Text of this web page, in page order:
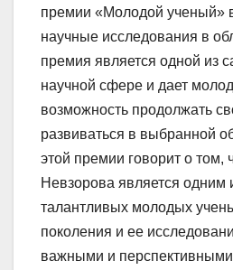
премии «Молодой ученый»
научные исследования в
премия является одной из
научной сфере и дает
возможность продолжать
развиваться в выбранной
этой премии говорит о том,
Невзорова является одним
талантливых молодых
поколения и ее
важными и перспективными